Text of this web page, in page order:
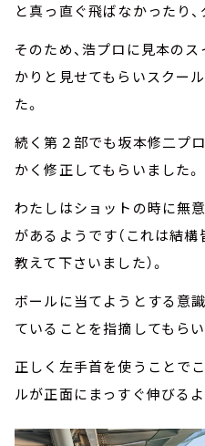
と真っ直ぐ飛ばなかったり、
そのため、浩プロに見本の
かりと見せてもらいスクー
た。
続く第２部でも坂本修二プ
かく修正してもらいました。
わたしはショットの時に無
があるようです（これは結
教えて下さいました）。
ボールに当てようとする意
ていることを指摘してもらい
正しく左手首を使うことで
ルが正面にまっすぐ伸びる